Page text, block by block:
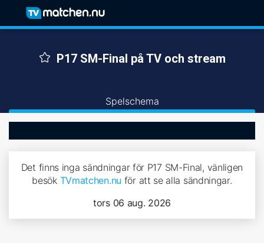
P17 SM-Final på TV och stream
Spelschema
Det finns inga sändningar för P17 SM-Final, vänligen
besök TVmatchen.nu för att se alla sändningar.
tors 06 aug. 2026